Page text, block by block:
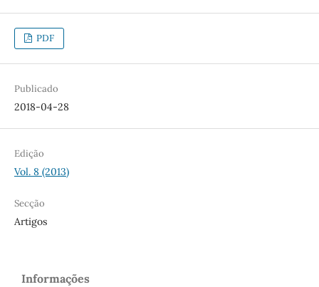
PDF
Publicado
2018-04-28
Edição
Vol. 8 (2013)
Secção
Artigos
Informações